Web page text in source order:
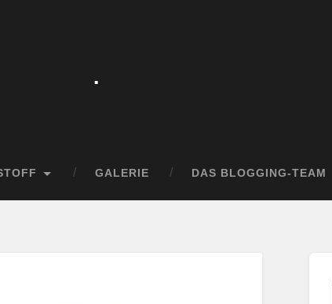
.
GALERIE DAS BLOGGING-TEAM